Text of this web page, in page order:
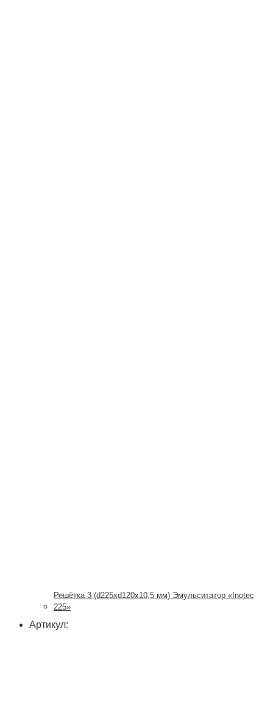
Решётка 3 (d225xd120x10,5 мм) Эмульситатор «Inotec
225»
Артикул: